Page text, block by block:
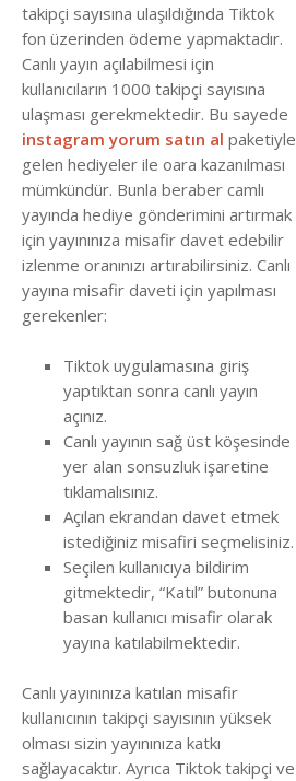
takipçi sayısına ulaşıldığında Tiktok
fon üzerinden ödeme yapmaktadır.
Canlı yayın açılabilmesi için
kullanıcıların 1000 takipçi sayısına
ulaşması gerekmektedir. Bu sayede
instagram yorum satın al paketiyle
gelen hediyeler ile oara kazanılması
mümkündür. Bunla beraber camlı
yayında hediye gönderimini artırmak
için yayınınıza misafir davet edebilir
izlenme oranınızı artırabilirsiniz. Canlı
yayına misafir daveti için yapılması
gerekenler:
Tiktok uygulamasına giriş
yaptıktan sonra canlı yayın
açınız.
Canlı yayının sağ üst köşesinde
yer alan sonsuzluk işaretine
tıklamalısınız.
Açılan ekrandan davet etmek
istediğiniz misafiri seçmelisiniz.
Seçilen kullanıcıya bildirim
gitmektedir, “Katıl” butonuna
basan kullanıcı misafir olarak
yayına katılabilmektedir.
Canlı yayınınıza katılan misafir
kullanıcının takipçi sayısının yüksek
olması sizin yayınınıza katkı
sağlayacaktır. Ayrıca Tiktok takipçi ve